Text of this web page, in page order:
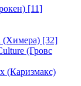
[11]
(Химера) [32]
(Гровс
(Каризмакс)